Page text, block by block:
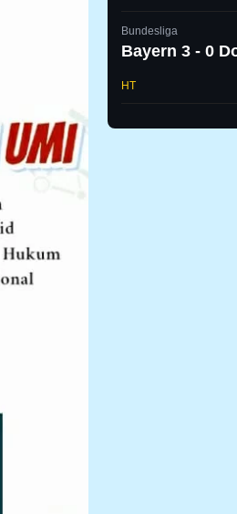
Bundesliga
Bayern 3 - 0
HT